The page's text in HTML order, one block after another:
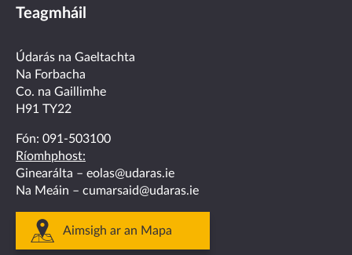
on
facebook
on
twitterlinkedin
Teagmháil
Údarás na Gaeltachta
Na Forbacha
Co. na Gaillimhe
H91 TY22
Fón: 091-503100
Ríomhphost:
Ginearálta – eolas@udaras.ie
Na Meáin – cumarsaid@udaras.ie
Aimsigh ar an Mapa